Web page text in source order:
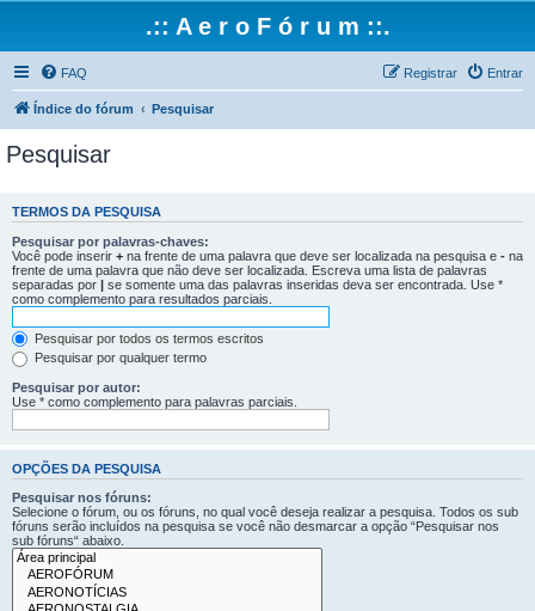
.:: A e r o F ó r u m ::.
FAQ Entrar
Registrar
Índice do fórum Pesquisar
Pesquisar
TERMOS DA PESQUISA
Pesquisar por palavras-chaves:
Você pode inserir + na frente de uma palavra que deve ser localizada na pesquisa e - na
frente de uma palavra que não deve ser localizada. Escreva uma lista de palavras
separadas por | se somente uma das palavras inseridas deva ser encontrada. Use *
como complemento para resultados parciais.
Pesquisar por todos os termos escritos
Pesquisar por qualquer termo
Pesquisar por autor:
Use * como complemento para palavras parciais.
OPÇÕES DA PESQUISA
Pesquisar nos fóruns:
Selecione o fórum, ou os fóruns, no qual você deseja realizar a pesquisa. Todos os sub
fóruns serão incluídos na pesquisa se você não desmarcar a opção “Pesquisar nos
sub fóruns“ abaixo.